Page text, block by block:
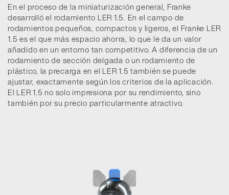
En el proceso de la miniaturización general, Franke
desarrolló el rodamiento LER 1.5. En el campo de
rodamientos pequeños, compactos y ligeros, el Franke LER
1.5 es el que más espacio ahorra, lo que le da un valor
añadido en un entorno tan competitivo. A diferencia de un
rodamiento de sección delgada o un rodamiento de
plástico, la precarga en el LER 1.5 también se puede
ajustar, exactamente según los criterios de la aplicación.
El LER 1.5 no solo impresiona por su rendimiento, sino
también por su precio particularmente atractivo.